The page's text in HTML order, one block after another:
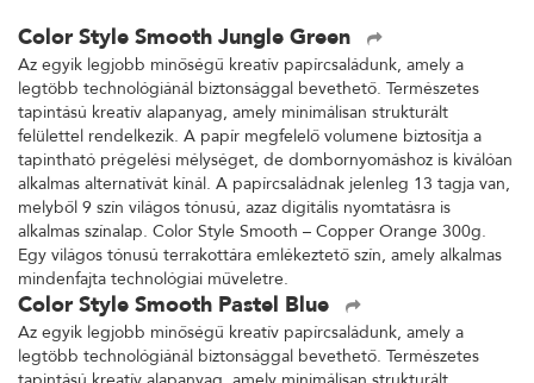
Color Style Smooth Jungle Green
Az egyik legjobb minőségű kreatív papírcsaládunk, amely a
legtöbb technológiánál biztonsággal bevethető. Természetes
tapintású kreatív alapanyag, amely minimálisan strukturált
felülettel rendelkezik. A papír megfelelő volumene biztosítja a
tapintható prégelési mélységet, de dombornyomáshoz is kiválóan
alkalmas alternatívát kínál. A papírcsaládnak jelenleg 13 tagja van,
melyből 9 szín világos tónusú, azaz digitális nyomtatásra is
alkalmas színalap. Color Style Smooth – Copper Orange 300g.
Egy világos tónusú terrakottára emlékeztető szín, amely alkalmas
mindenfajta technológiai műveletre.
Color Style Smooth Pastel Blue
Az egyik legjobb minőségű kreatív papírcsaládunk, amely a
legtöbb technológiánál biztonsággal bevethető. Természetes